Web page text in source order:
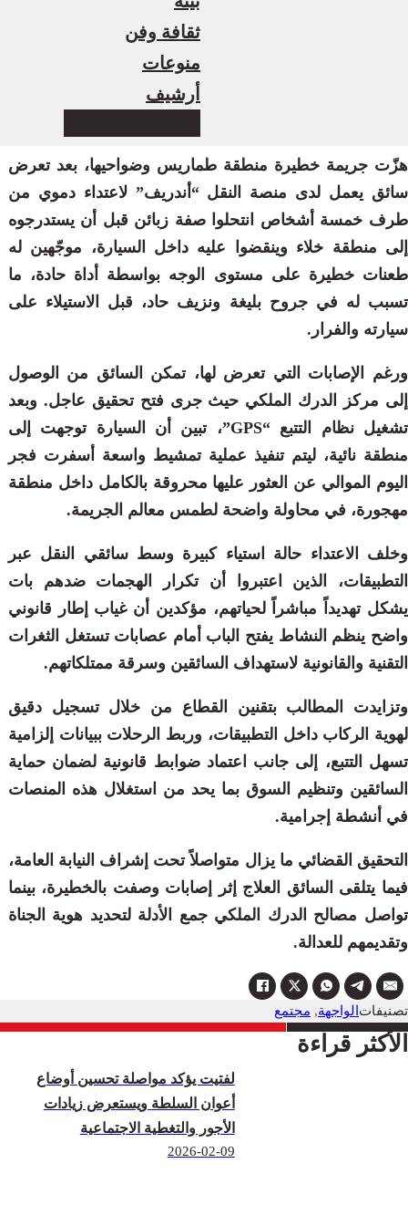
ثقافة وفن
منوعات
أرشيف
الأكثر قراءة
لفتيت يؤكد مواصلة تحسين أوضاع
أعوان السلطة ويستعرض زيادات
الأجور والتغطية الاجتماعية
2026-02-09
هزّت جريمة خطيرة منطقة طماريس وضواحيها، بعد تعرض
سائق يعمل لدى منصة النقل “أندريف” لاعتداء دموي من
طرف خمسة أشخاص انتحلوا صفة زبائن قبل أن يستدرجوه
إلى منطقة خلاء وينقضوا عليه داخل السيارة، موجّهين له
طعنات خطيرة على مستوى الوجه بواسطة أداة حادة، ما
تسبب له في جروح بليغة ونزيف حاد، قبل الاستيلاء على
سيارته والفرار.
ورغم الإصابات التي تعرض لها، تمكن السائق من الوصول
إلى مركز الدرك الملكي حيث جرى فتح تحقيق عاجل. وبعد
تشغيل نظام التتبع “GPS”، تبين أن السيارة توجهت إلى
منطقة نائية، ليتم تنفيذ عملية تمشيط واسعة أسفرت فجر
اليوم الموالي عن العثور عليها محروقة بالكامل داخل منطقة
مهجورة، في محاولة واضحة لطمس معالم الجريمة.
وخلف الاعتداء حالة استياء كبيرة وسط سائقي النقل عبر
التطبيقات، الذين اعتبروا أن تكرار الهجمات ضدهم بات
يشكل تهديداً مباشراً لحياتهم، مؤكدين أن غياب إطار قانوني
واضح ينظم النشاط يفتح الباب أمام عصابات تستغل الثغرات
التقنية والقانونية لاستهداف السائقين وسرقة ممتلكاتهم.
وتزايدت المطالب بتقنين القطاع من خلال تسجيل دقيق
لهوية الركاب داخل التطبيقات، وربط الرحلات ببيانات إلزامية
تسهل التتبع، إلى جانب اعتماد ضوابط قانونية لضمان حماية
السائقين وتنظيم السوق بما يحد من استغلال هذه المنصات
في أنشطة إجرامية.
التحقيق القضائي ما يزال متواصلاً تحت إشراف النيابة العامة،
فيما يتلقى السائق العلاج إثر إصابات وصفت بالخطيرة، بينما
تواصل مصالح الدرك الملكي جمع الأدلة لتحديد هوية الجناة
وتقديمهم للعدالة.
الواجهة, مجتمع تصنيفات